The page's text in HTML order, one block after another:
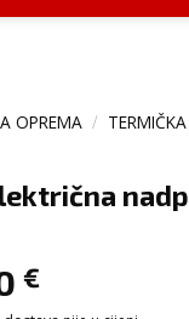
OPREMA /
€